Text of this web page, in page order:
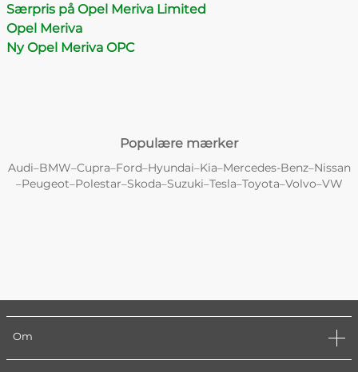
Særpris på Opel Meriva Limited
Opel Meriva
Ny Opel Meriva OPC
Populære mærker
Audi–BMW–Cupra–Ford–Hyundai–Kia–Mercedes-Benz–Nissan
–Peugeot–Polestar–Skoda–Suzuki–Tesla–Toyota–Volvo–VW
Om